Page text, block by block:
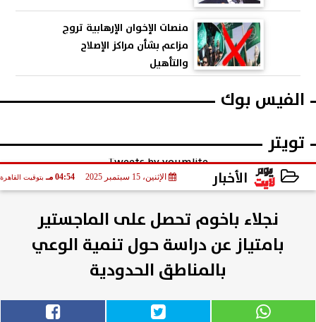
منصات الإخوان الإرهابية تروج
مزاعم بشأن مراكز الإصلاح
والتأهيل
الفيس بوك
تويتر
Tweets by youmlite
الأخبار الإثنين، 15 سبتمبر 2025 04:54 مـ بتوقيت القاهرة
نجلاء باخوم تحصل على الماجستير
بامتياز عن دراسة حول تنمية الوعي
بالمناطق الحدودية